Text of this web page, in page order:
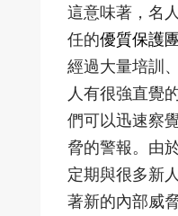
這意味著，名
任的優質保護
經過大量培訓
人有很強直覺
們可以迅速察
脅的警報。由
定期與很多新
著新的內部威